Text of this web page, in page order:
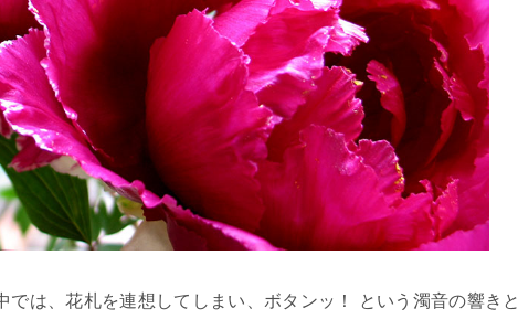
は、花札を連想してしまい、ボタンッ！ という濁音の響きと